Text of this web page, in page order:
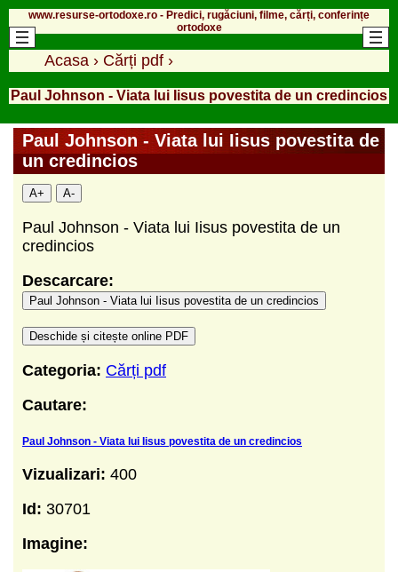
www.resurse-ortodoxe.ro - Predici, rugăciuni, filme, cărți, conferințe
ortodoxe
Acasa › Cărți pdf ›
Paul Johnson - Viata lui Iisus povestita de un credincios
Paul Johnson - Viata lui Iisus povestita de
un credincios
A+ A-
Paul Johnson - Viata lui Iisus povestita de un
credincios
Descarcare:
Paul Johnson - Viata lui Iisus povestita de un credincios
Deschide și citește online PDF
Categoria: Cărți pdf
Cautare:
Paul Johnson - Viata lui Iisus povestita de un credincios
Vizualizari: 400
Id: 30701
Imagine: